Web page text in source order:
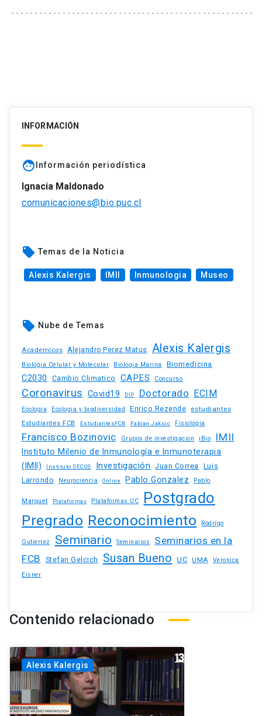
INFORMACIÓN
face Información periodística
Ignacia Maldonado
comunicaciones@bio.puc.cl
local_offer Temas de la Noticia
Alexis Kalergis IMII Inmunologia Museo
local_offer Nube de Temas
Academicos Alejandro Perez Matus Alexis Kalergis
Biologia Celular y Molecular Biologia Marina Biomedicina
C2030 Cambio Climatico CAPES Concurso
Coronavirus Covid19 DIP Doctorado ECIM
Ecologia Ecologia y biodiversidad Enrico Rezende estudiantes
Estudiantes FCB EstudiantesFCB Fabian Jaksic Fisiologia
Francisco Bozinovic Grupos de investigacion iBio IMII
Instituto Milenio de Inmunología e Inmunoterapia
(IMII)
Instituto SECOS Investigación Juan Correa Luis
Larrondo
Neurociencia Online Pablo Gonzalez Pablo
Marquet Plataformas Plataformas UC Postgrado
Pregrado Reconocimiento Rodrigo
Gutierrez Seminario Seminarios
Seminarios en la
FCB
Stefan Gelcich Susan Bueno UC UMA
Veronica
Eisner
Contenido relacionado
Alexis Kalergis